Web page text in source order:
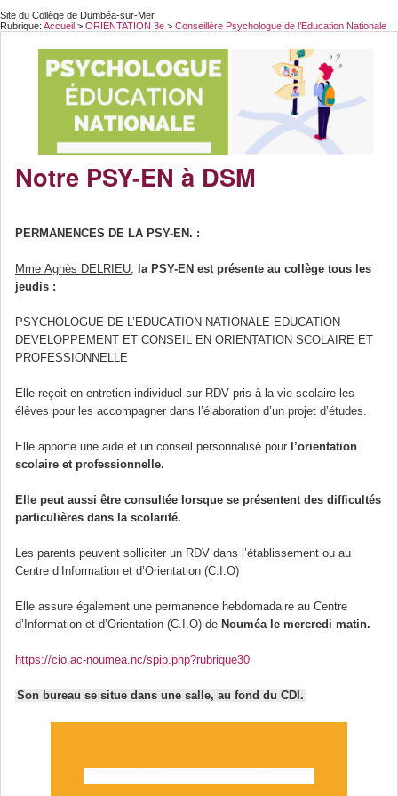
Site du Collège de Dumbéa-sur-Mer
Rubrique: Accueil > ORIENTATION 3e > Conseillère Psychologue de l’Education Nationale
Notre PSY-EN à DSM
PERMANENCES DE LA PSY-EN. :
Mme Agnès DELRIEU la PSY-EN est présente au collège tous les
jeudis :
PSYCHOLOGUE DE L’EDUCATION NATIONALE EDUCATION
DEVELOPPEMENT ET CONSEIL EN ORIENTATION SCOLAIRE ET
PROFESSIONNELLE
Elle reçoit en entretien individuel sur RDV pris à la vie scolaire les
élèves pour les accompagner dans l’élaboration d’un projet d’études.
Elle apporte une aide et un conseil personnalisé pour l’orientation
scolaire et professionnelle.
Elle peut aussi être consultée lorsque se présentent des difficultés
particulières dans la scolarité.
Les parents peuvent solliciter un RDV dans l’établissement ou au
Centre d’Information et d’Orientation (C.I.O)
Elle assure également une permanence hebdomadaire au Centre
d’Information et d’Orientation (C.I.O) de Nouméa le mercredi matin.
https://cio.ac-noumea.nc/spip.php?rubrique30
Son bureau se situe dans une salle, au fond du CDI.